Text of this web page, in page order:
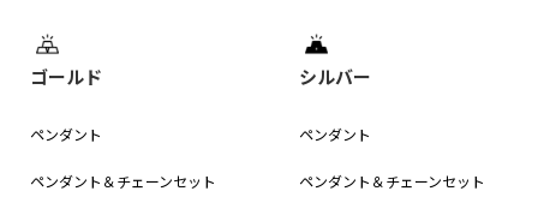
ゴールド
ペンダント
ペンダント＆チェーンセット
シルバー
ペンダント
ペンダント＆チェーンセット